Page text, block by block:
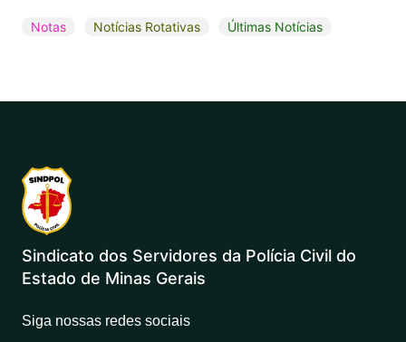
Notas Notícias Rotativas Últimas Notícias
Sindicato dos Servidores da Polícia Civil do
Estado de Minas Gerais
Siga nossas redes sociais